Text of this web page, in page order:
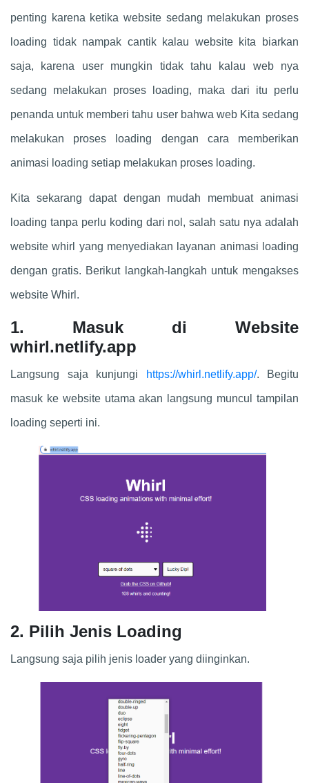
penting karena ketika website sedang melakukan proses
loading tidak nampak cantik kalau website kita biarkan
saja, karena user mungkin tidak tahu kalau web nya
sedang melakukan proses loading, maka dari itu perlu
penanda untuk memberi tahu user bahwa web Kita sedang
melakukan proses loading dengan cara memberikan
animasi loading setiap melakukan proses loading.
Kita sekarang dapat dengan mudah membuat animasi
loading tanpa perlu koding dari nol, salah satu nya adalah
website whirl yang menyediakan layanan animasi loading
dengan gratis. Berikut langkah-langkah untuk mengakses
website Whirl.
1. Masuk di Website
whirl.netlify.app
Langsung saja kunjungi https://whirl.netlify.app/. Begitu
masuk ke website utama akan langsung muncul tampilan
loading seperti ini.
2. Pilih Jenis Loading
Langsung saja pilih jenis loader yang diinginkan.